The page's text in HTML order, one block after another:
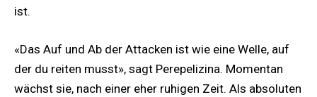
ist.
«Das Auf und Ab der Attacken ist wie eine Welle, auf
der du reiten musst», sagt Perepelizina. Momentan
wächst sie, nach einer eher ruhigen Zeit. Als absoluten